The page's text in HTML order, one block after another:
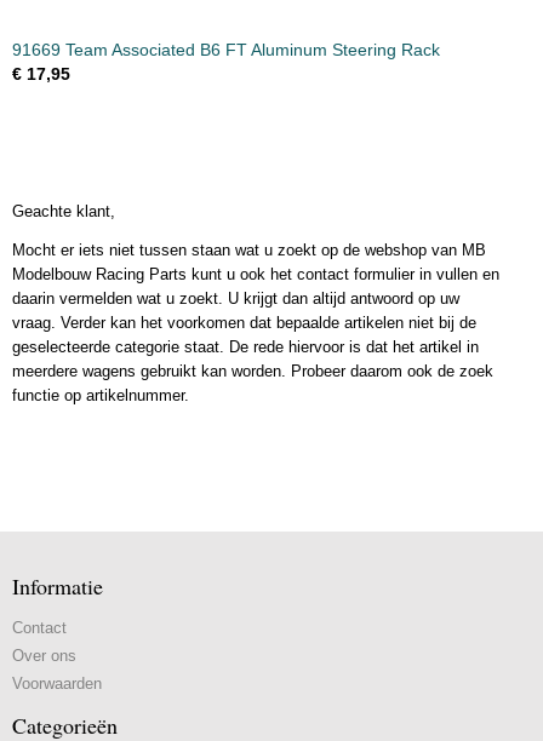
91669 Team Associated B6 FT Aluminum Steering Rack
€ 17,95
Geachte klant,
Mocht er iets niet tussen staan wat u zoekt op de webshop van MB
Modelbouw Racing Parts kunt u ook het contact formulier in vullen en
daarin vermelden wat u zoekt. U krijgt dan altijd antwoord op uw
vraag. Verder kan het voorkomen dat bepaalde artikelen niet bij de
geselecteerde categorie staat. De rede hiervoor is dat het artikel in
meerdere wagens gebruikt kan worden. Probeer daarom ook de zoek
functie op artikelnummer.
Informatie
Contact
Over ons
Voorwaarden
Categorieën